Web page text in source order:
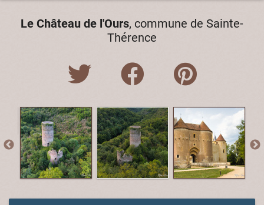
Le Château de l'Ours, commune de Sainte-
Thérence